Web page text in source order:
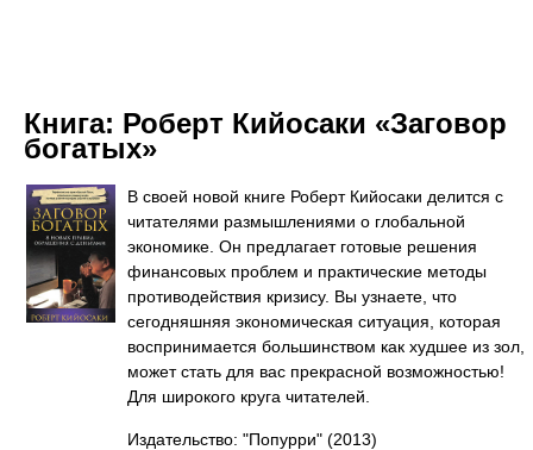
Книга: Роберт Кийосаки «Заговор
богатых»
В своей новой книге Роберт Кийосаки делится с
читателями размышлениями о глобальной
экономике. Он предлагает готовые решения
финансовых проблем и практические методы
противодействия кризису. Вы узнаете, что
сегодняшняя экономическая ситуация, которая
воспринимается большинством как худшее из зол,
может стать для вас прекрасной возможностью!
Для широкого круга читателей.
Издательство: "Попурри" (2013)